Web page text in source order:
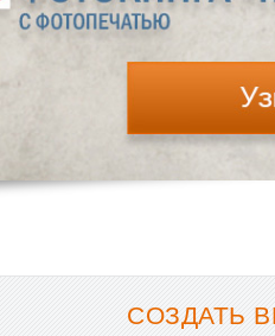
СОЗДАТЬ